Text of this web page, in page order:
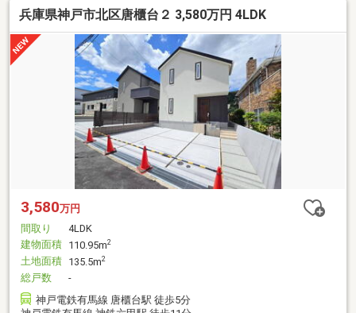
兵庫県神戸市北区唐櫃台２ 3,580万円 4LDK
3,580万円
間取り
4LDK
建物面積 110.95m2
土地面積 135.5m2
総戸数
-
神戸電鉄有馬線 唐櫃台駅 徒歩5分